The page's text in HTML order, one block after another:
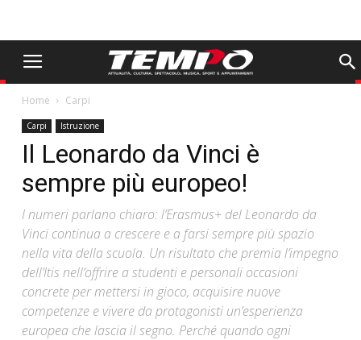
Home Carpi
Carpi Istruzione
Il Leonardo da Vinci è
sempre più europeo!
I numeri parlano chiaro: l’Erasmus+ del Leonardo da
Vinci continua a crescere e a farsi sempre più spazio
nella vita della scuola. Un risultato che premia l’impegno
dell’Itis nell’offrire a studenti e personali occasioni
concrete per mettersi in gioco, acquisire nuove
competenze e vivere da protagonisti un’esperienza
europea che lascia il segno. Perché quando ogni